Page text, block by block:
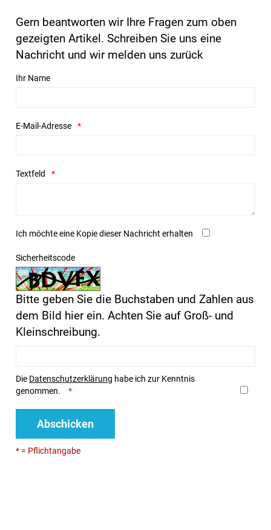
Gern beantworten wir Ihre Fragen zum oben
gezeigten Artikel. Schreiben Sie uns eine
Nachricht und wir melden uns zurück
Ihr Name
E-Mail-Adresse
Textfeld
Ich möchte eine Kopie dieser Nachricht erhalten
Sicherheitscode
Bitte geben Sie die Buchstaben und Zahlen aus
dem Bild hier ein. Achten Sie auf Groß- und
Kleinschreibung.
Die Datenschutzerklärung habe ich zur Kenntnis
genommen.
Abschicken
* = Pflichtangabe